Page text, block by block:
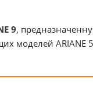
9,
ARIANE